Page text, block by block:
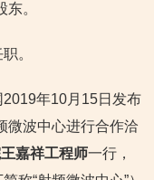
。
。
年10月15日发布
微波中心进行合作洽
嘉祥工程师一行，